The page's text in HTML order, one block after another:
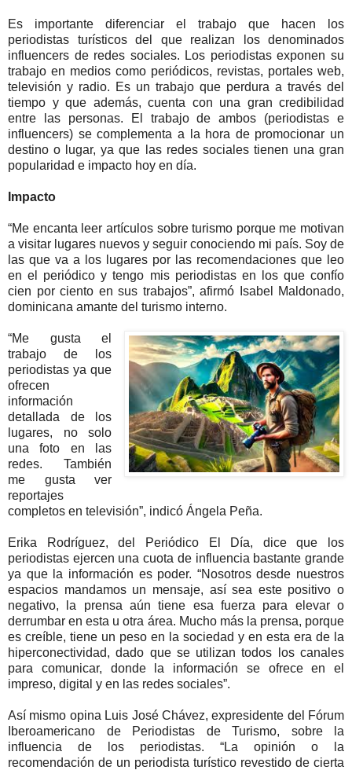
Es importante diferenciar el trabajo que hacen los
periodistas turísticos del que realizan los denominados
influencers de redes sociales. Los periodistas exponen su
trabajo en medios como periódicos, revistas, portales web,
televisión y radio. Es un trabajo que perdura a través del
tiempo y que además, cuenta con una gran credibilidad
entre las personas. El trabajo de ambos (periodistas e
influencers) se complementa a la hora de promocionar un
destino o lugar, ya que las redes sociales tienen una gran
popularidad e impacto hoy en día.
Impacto
“Me encanta leer artículos sobre turismo porque me motivan
a visitar lugares nuevos y seguir conociendo mi país. Soy de
las que va a los lugares por las recomendaciones que leo
en el periódico y tengo mis periodistas en los que confío
cien por ciento en sus trabajos”, afirmó Isabel Maldonado,
dominicana amante del turismo interno.
“Me gusta el
trabajo de los
periodistas ya que
ofrecen
información
detallada de los
lugares, no solo
una foto en las
redes. También
me gusta ver
reportajes
completos en televisión”, indicó Ángela Peña.
Erika Rodríguez, del Periódico El Día, dice que los
periodistas ejercen una cuota de influencia bastante grande
ya que la información es poder. “Nosotros desde nuestros
espacios mandamos un mensaje, así sea este positivo o
negativo, la prensa aún tiene esa fuerza para elevar o
derrumbar en esta u otra área. Mucho más la prensa, porque
es creíble, tiene un peso en la sociedad y en esta era de la
hiperconectividad, dado que se utilizan todos los canales
para comunicar, donde la información se ofrece en el
impreso, digital y en las redes sociales”.
Así mismo opina Luis José Chávez, expresidente del Fórum
Iberoamericano de Periodistas de Turismo, sobre la
influencia de los periodistas. “La opinión o la
recomendación de un periodista turístico revestido de cierta